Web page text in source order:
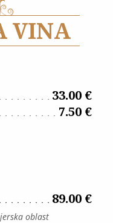
VINA
33.00 €
7.50 €
89.00 €
oblast